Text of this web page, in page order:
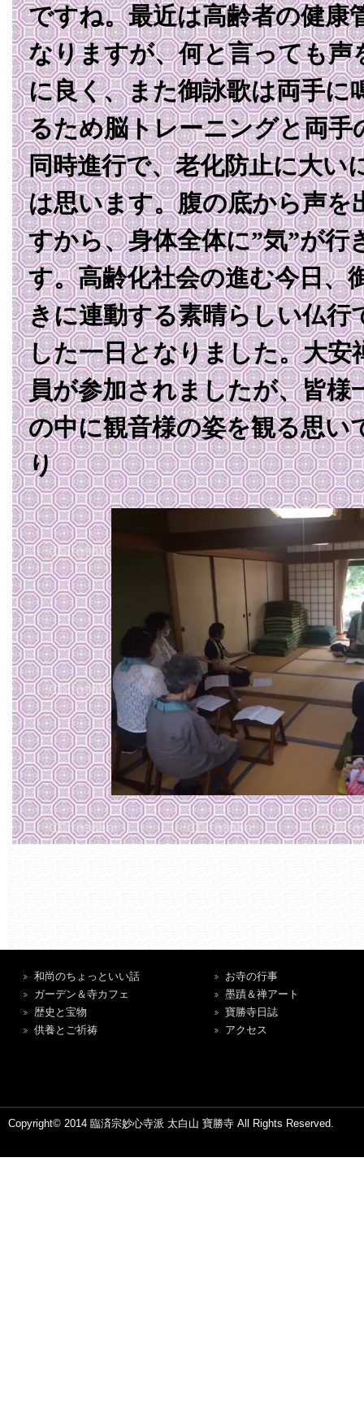
ですね。最近は高齢者の健康
なりますが、何と言っても声
に良く、また御詠歌は両手に
るため脳トレーニングと両手
同時進行で、老化防止に大い
は思います。腹の底から声を
すから、身体全体に”気”が行
す。高齢化社会の進む今日、
きに連動する素晴らしい仏行
した一日となりました。大安
員が参加されましたが、皆様
の中に観音様の姿を観る思い
り
和尚のちょっといい話
ガーデン＆寺カフェ
歴史と宝物
供養とご祈祷
お寺の行事
墨蹟＆禅アート
寶勝寺日誌
アクセス
Copyright© 2014 臨済宗妙心寺派 太白山 寶勝寺 All Rights Reserved.